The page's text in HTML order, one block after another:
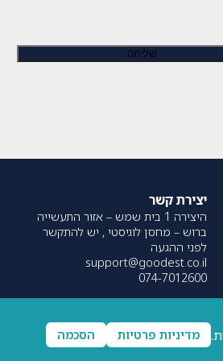
יצירת קשר
היצירה 1 בית שמש – אזור התעשייה
ברוש – מחסן לוגיסטי , יש להתקשר
לפני ההגעה
support@goodest.co.il
074-7012600
עוצב על ידיresolve| פותח על ידיUpNext
מדיניות פרטיות הסכמה